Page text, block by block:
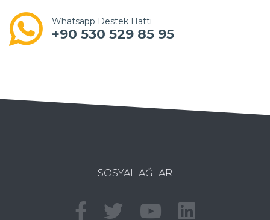
Whatsapp Destek Hattı
+90 530 529 85 95
SOSYAL AĞLAR